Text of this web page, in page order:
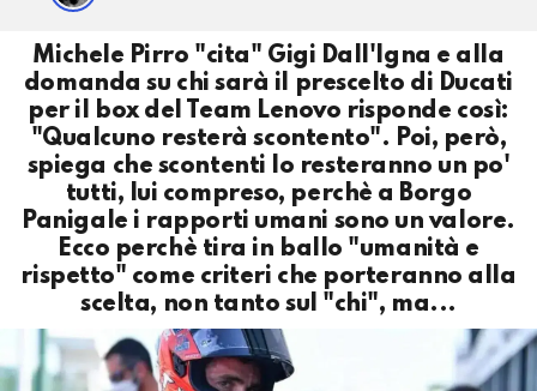
Michele Pirro "cita" Gigi Dall'Igna e alla
domanda su chi sarà il prescelto di Ducati
per il box del Team Lenovo risponde così:
"Qualcuno resterà scontento". Poi, però,
spiega che scontenti lo resteranno un po'
tutti, lui compreso, perchè a Borgo
Panigale i rapporti umani sono un valore.
Ecco perchè tira in ballo "umanità e
rispetto" come criteri che porteranno alla
scelta, non tanto sul "chi", ma...